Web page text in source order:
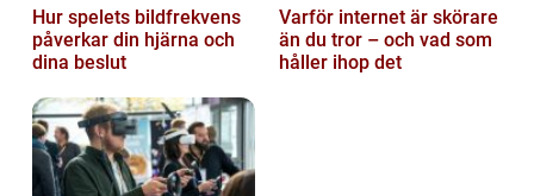
Hur spelets bildfrekvens
påverkar din hjärna och
dina beslut
Varför internet är skörare
än du tror – och vad som
håller ihop det